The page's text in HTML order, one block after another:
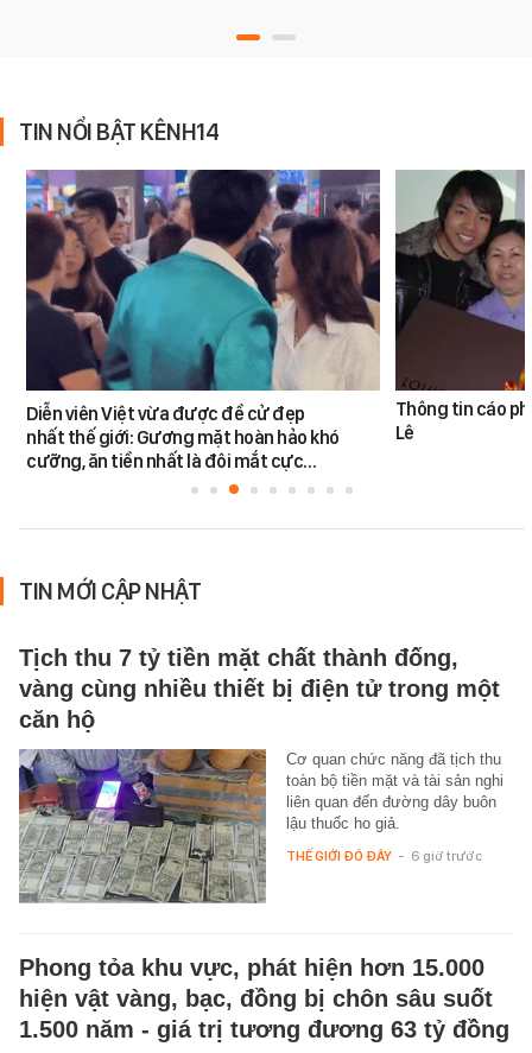
TIN NỔI BẬT KÊNH14
Diễn viên Việt vừa được đề cử đẹp
nhất thế giới: Gương mặt hoàn hảo khó
cưỡng, ăn tiền nhất là đôi mắt cực…
Thông tin cáo
Lê
TIN MỚI CẬP NHẬT
Tịch thu 7 tỷ tiền mặt chất thành đống,
vàng cùng nhiều thiết bị điện tử trong một
căn hộ
Cơ quan chức năng đã tịch thu
toàn bộ tiền mặt và tài sản nghi
liên quan đến đường dây buôn
lậu thuốc ho giả.
THẾ GIỚI ĐÓ ĐÂY - 6 giờ trước
Phong tỏa khu vực, phát hiện hơn 15.000
hiện vật vàng, bạc, đồng bị chôn sâu suốt
1.500 năm - giá trị tương đương 63 tỷ đồng